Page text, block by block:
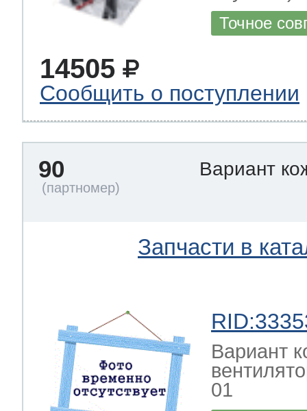
Точное
14505
Сообщить о поступлении
90 Вариант
Запчасти в
Вариант
01